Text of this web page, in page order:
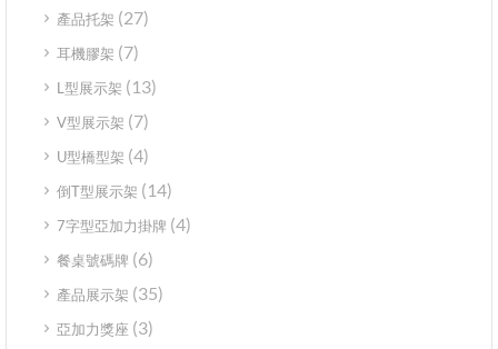
產品托架 (27)
耳機膠架 (7)
L型展示架 (13)
V型展示架 (7)
U型橋型架 (4)
倒T型展示架 (14)
7字型亞加力掛牌 (4)
餐桌號碼牌 (6)
產品展示架 (35)
亞加力獎座 (3)